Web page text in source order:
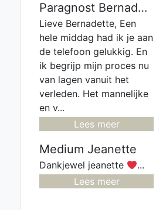
Paragnost Bernadette
Lieve Bernadette, Een
hele middag had ik je aan
de telefoon gelukkig. En
ik begrijp mijn proces nu
van lagen vanuit het
verleden. Het mannelijke
en v...
Lees meer
Medium Jeanette
Dankjewel jeanette
...
Lees meer